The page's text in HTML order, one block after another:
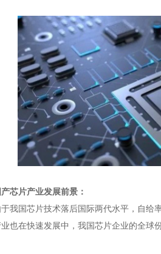
芯片产业发展前景：
国芯片技术落后国际两代水平，自给
也在快速发展中，我国芯片企业的全球